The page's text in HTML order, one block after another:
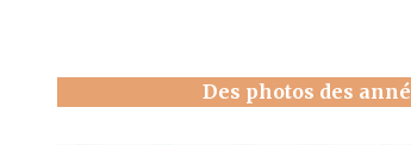
Des photos des